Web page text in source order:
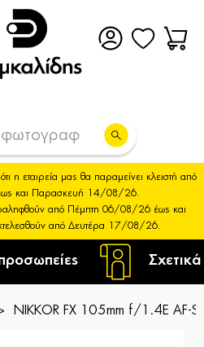
η εταιρεία μας θα παραμείνει κλειστή από
και Παρασκευή 14/08/26.
από Πέμπτη 06/08/26 έως και
από Δευτέρα 17/08/26.
NIKKOR FX 105mm f/1.4E AF-S